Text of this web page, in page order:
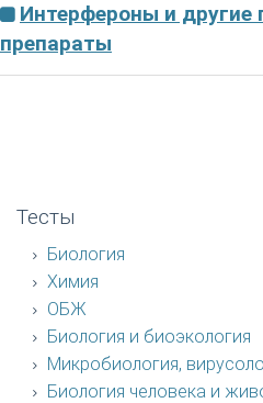
Интерфероны и другие
препараты
Тесты
Биология
Химия
ОБЖ
Биология и биоэкология
Микробиология,
Биология человека и